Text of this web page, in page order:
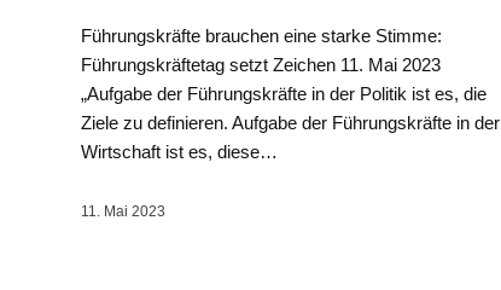
Führungskräfte brauchen eine starke Stimme:
Führungskräftetag setzt Zeichen 11. Mai 2023
„Aufgabe der Führungskräfte in der Politik ist es, die
Ziele zu definieren. Aufgabe der Führungskräfte in der
Wirtschaft ist es, diese…
11. Mai 2023